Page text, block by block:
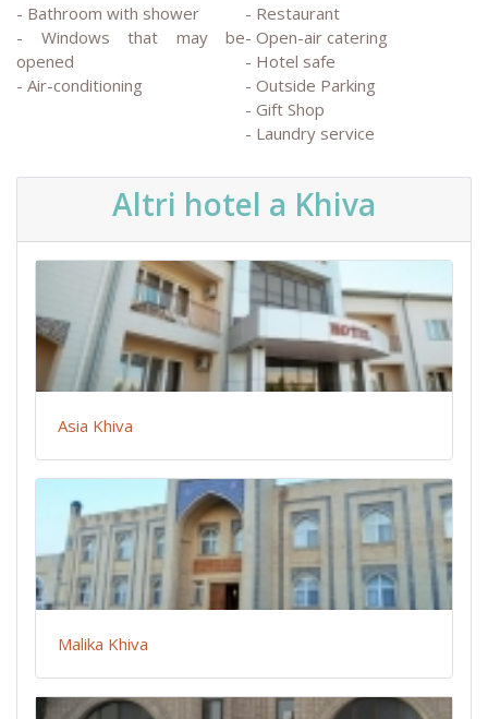
- Bathroom with shower
- Windows that may be
opened
- Air-conditioning
- Restaurant
- Open-air catering
- Hotel safe
- Outside Parking
- Gift Shop
- Laundry service
Altri hotel a Khiva
Asia Khiva
Malika Khiva